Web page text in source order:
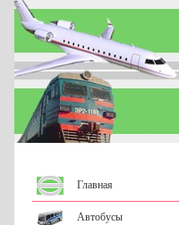
Главная
Автобусы